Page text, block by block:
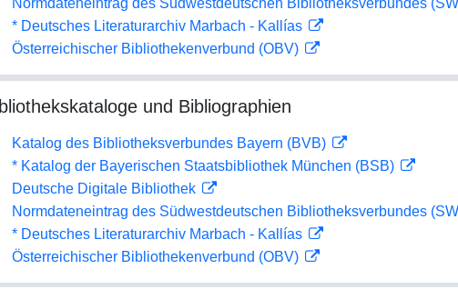
Normdateneintrag des Südwestdeutschen Bibliotheksverbundes
* Deutsches Literaturarchiv Marbach - Kallías
Österreichischer Bibliothekenverbund (OBV)
und Bibliographien
Katalog des Bibliotheksverbundes Bayern (BVB)
* Katalog der Bayerischen Staatsbibliothek München (BSB)
Deutsche Digitale Bibliothek
Normdateneintrag des Südwestdeutschen Bibliotheksverbundes
* Deutsches Literaturarchiv Marbach - Kallías
Österreichischer Bibliothekenverbund (OBV)